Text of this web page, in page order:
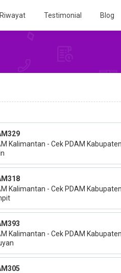
Riwayat Testimonial Blog
Kalimantan - Cek PDAM Kabupaten
Kalimantan - Cek PDAM Kabupaten
Kalimantan - Cek PDAM Kabupaten